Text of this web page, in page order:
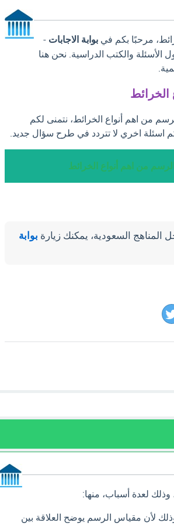
مرحبًا بكم في بوابة الاجابات -
الأسئلة والكتب الدراسية. نحن هنا
من اهم أنواع الخرائط، نتمنى لكم
اسئلة اخري لا تتردد في طرح سؤال جديد.
من اهم أنواع الخرائط
المناهج السعودية، يمكنك زيارة بوابة
لعدة أسباب، منها:
لأن مقياس الرسم يوضح العلاقة بين